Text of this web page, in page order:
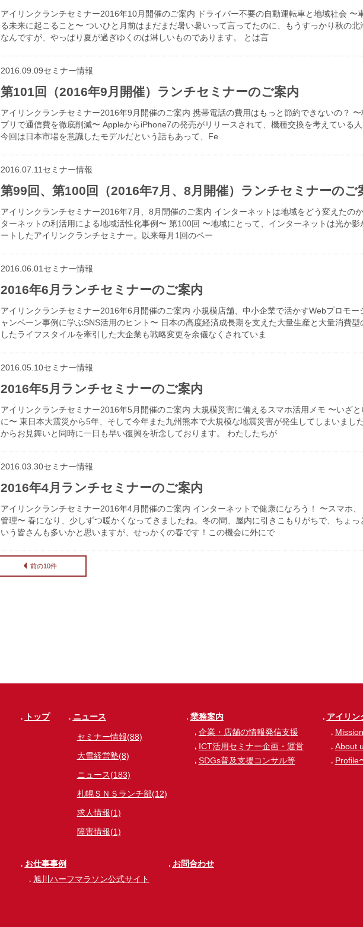
アイリンクランチセミナー2016年10月開催のご案内 ドライバー不要の自動運転車と地域社会 〜
る未来に起こること〜 ついひと月前はまだまだ暑い暑いって言ってたのに、もうすっかり秋の北
なんですが、やっぱり夏が過ぎゆくのは淋しいものであります。 とは言
2016.09.09セミナー情報
第101回（2016年9月開催）ランチセミナーのご案内
アイリンクランチセミナー2016年9月開催のご案内 携帯電話の費用はもっと節約できないの？
プリで通信費を徹底削減〜 AppleからiPhone7の発売がリリースされて、機種交換を考えている人
今回は日本市場を意識したモデルだという話もあって、Fe
2016.07.11 セミナー情報
第99回、第100回（2016年7月、8月開催）ランチセミナーのご
アイリンクランチセミナー2016年7月、8月開催のご案内 インターネットは地域をどう変えたの
ターネットの利活用による地域活性化事例〜 第100回 〜地域にとって、インターネットは光か
ートしたアイリンクランチセミナー。以来毎月1回のペー
2016.06.01 セミナー情報
2016年6月ランチセミナーのご案内
アイリンクランチセミナー2016年6月開催のご案内 小規模店舗、中小企業で活かすWebプロモー
ャンペーン事例に学ぶSNS活用のヒント〜 日本の高度経済成長期を支えた大量生産と大量消費
したライフスタイルを牽引した大企業も戦略変更を余儀なくされていま
2016.05.10セミナー情報
2016年5月ランチセミナーのご案内
アイリンクランチセミナー2016年5月開催のご案内 大規模災害に備えるスマホ活用メモ 〜いざ
に〜 東日本大震災から5年、そして今年また九州熊本で大規模な地震災害が発生してしまいまし
からお見舞いと同時に一日も早い復興を祈念しております。 わたしたちが
2016.03.30セミナー情報
2016年4月ランチセミナーのご案内
アイリンクランチセミナー2016年4月開催のご案内 インターネットで健康になろう！ 〜スマホ
管理〜 春になり、少しずつ暖かくなってきましたね。冬の間、屋内に引きこもりがちで、ちょっ
いう皆さんも多いかと思いますが、せっかくの春です！この機会に外にで
前の10件
トップ ニュース
セミナー情報(88)
大雪経営塾(8)
ニュース(183)
札幌ＳＮＳランチ部(12)
求人情報(1)
障害情報(1)
業務案内
企業・店舗の情報発信支援
ICT活用セミナー企画・運営
SDGs普及支援コンサル等
アイリン
About
Profile
お仕事事例
旭川ハーフマラソン公式サイト
お問合わせ